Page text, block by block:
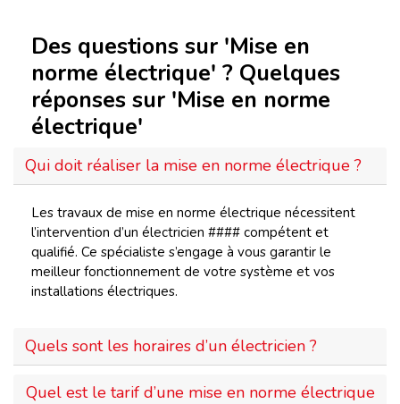
Des questions sur 'Mise en
norme électrique' ? Quelques
réponses sur 'Mise en norme
électrique'
Qui doit réaliser la mise en norme électrique ?
Les travaux de mise en norme électrique nécessitent
l’intervention d’un électricien #### compétent et
qualifié. Ce spécialiste s’engage à vous garantir le
meilleur fonctionnement de votre système et vos
installations électriques.
Quels sont les horaires d’un électricien ?
Quel est le tarif d’une mise en norme électrique